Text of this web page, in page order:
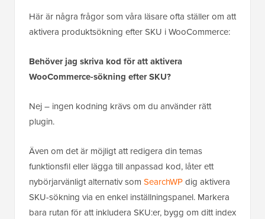
Här är några frågor som våra läsare ofta ställer om att
aktivera produktsökning efter SKU i WooCommerce:
Behöver jag skriva kod för att aktivera
WooCommerce-sökning efter SKU?
Nej – ingen kodning krävs om du använder rätt
plugin.
Även om det är möjligt att redigera din temas
funktionsfil eller lägga till anpassad kod, låter ett
nybörjarvänligt alternativ som SearchWPdig aktivera
SKU-sökning via en enkel inställningspanel. Markera
bara rutan för att inkludera SKU:er, bygg om ditt index